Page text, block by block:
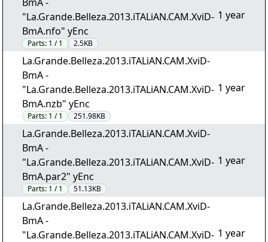
"La.Grande.Belleza.2013.iTALiAN.CAM.XviD-
BmA.nfo" yEnc
Parts: 1 / 1 2.5KB
1 year
La.Grande.Belleza.2013.iTALiAN.CAM.XviD-
BmA -
"La.Grande.Belleza.2013.iTALiAN.CAM.XviD-
BmA.nzb" yEnc
Parts: 1 / 1 251.98KB
1 year
La.Grande.Belleza.2013.iTALiAN.CAM.XviD-
BmA -
"La.Grande.Belleza.2013.iTALiAN.CAM.XviD-
BmA.par2" yEnc
Parts: 1 / 1 51.13KB
1 year
La.Grande.Belleza.2013.iTALiAN.CAM.XviD-
BmA -
"La.Grande.Belleza.2013.iTALiAN.CAM.XviD- 1 year